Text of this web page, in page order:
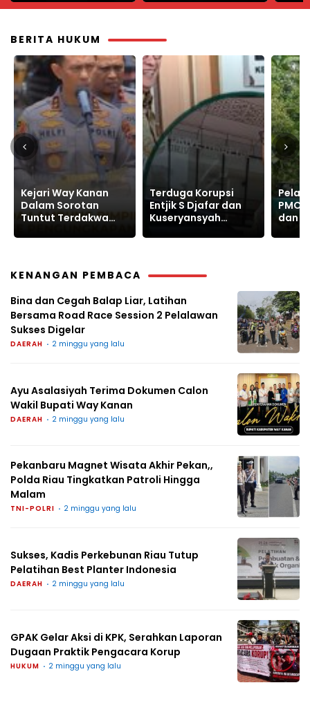
BERITA HUKUM
Terduga Korupsi
Entjik S Djafar dan
Kuseryansyah
Pelanggaran, PT
PMC Gusur Lahan
dan Intimidasi
KPK,
KENANGAN PEMBACA
Bina dan Cegah Balap Liar, Latihan
Bersama Road Race Session 2 Pelalawan
Sukses Digelar
DAERAH 2 minggu yang lalu
Ayu Asalasiyah Terima Dokumen Calon
Wakil Bupati Way Kanan
DAERAH 2 minggu yang lalu
Pekanbaru Magnet Wisata Akhir Pekan,,
Polda Riau Tingkatkan Patroli Hingga
Malam
TNI-POLRI 2 minggu yang lalu
Sukses, Kadis Perkebunan Riau Tutup
Pelatihan Best Planter Indonesia
DAERAH 2 minggu yang lalu
GPAK Gelar Aksi di KPK, Serahkan Laporan
Dugaan Praktik Pengacara Korup
HUKUM 2 minggu yang lalu